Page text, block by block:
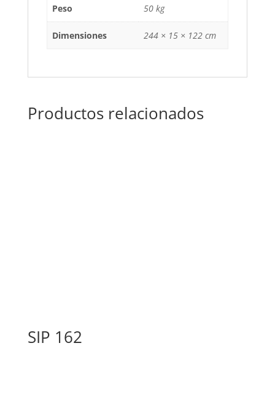
Peso 50 kg
Dimensiones 244 × 15 × 122 cm
Productos relacionados
SIP 162